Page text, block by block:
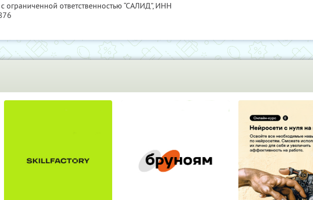
ограниченной ответственностью “САЛИД”, ИНН